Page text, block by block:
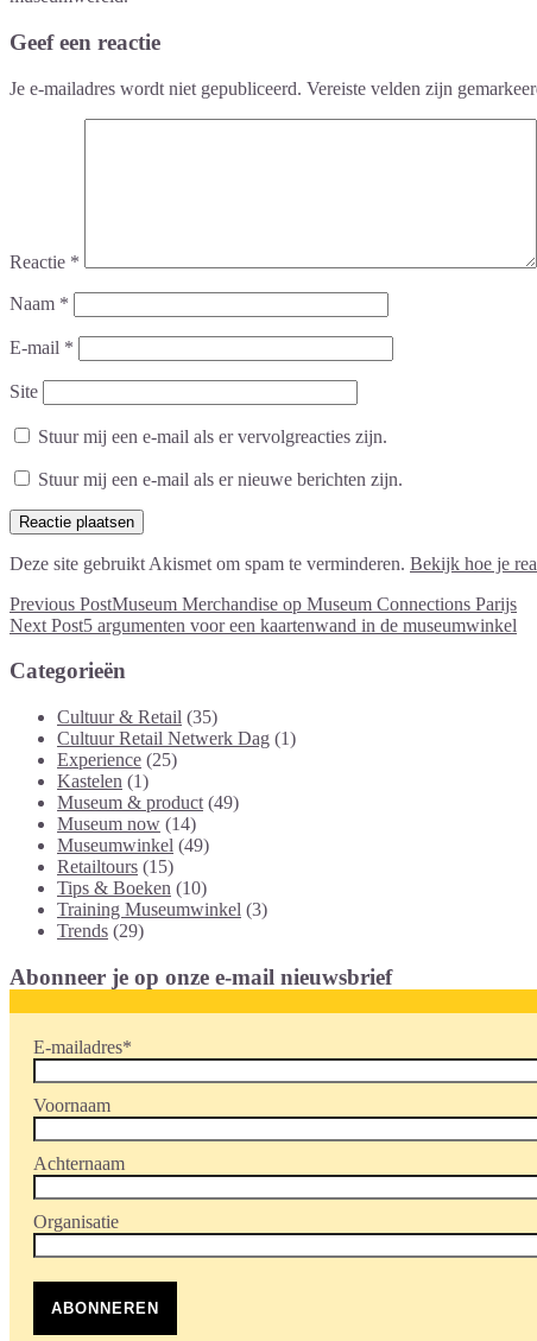
Geef een reactie
Je e-mailadres wordt niet gepubliceerd. Vereiste velden zijn
Reactie *
Naam *
E-mail *
Site
Stuur mij een e-mail als er vervolgreacties zijn.
Stuur mij een e-mail als er nieuwe berichten zijn.
Deze site gebruikt Akismet om spam te verminderen. Bekijk hoe je
Previous PostMuseum Merchandise op Museum Connections Parijs
Next Post5 argumenten voor een kaartenwand in de museumwinkel
Categorieën
Cultuur & Retail (35)
Cultuur Retail Netwerk Dag (1)
Experience (25)
Kastelen (1)
Museum & product (49)
Museum now (14)
Museumwinkel (49)
Retailtours (15)
Tips & Boeken (10)
Training Museumwinkel (3)
Trends (29)
Abonneer je op onze e-mail nieuwsbrief
E-mailadres*
Voornaam
Achternaam
Organisatie
ABONNEREN